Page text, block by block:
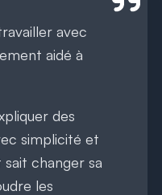
avec
aidé à
des
simplicité et
changer sa
les